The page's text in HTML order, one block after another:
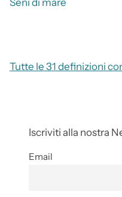
Seni di mare
Tutte le 31 definizioni
Iscriviti alla nostra
Email